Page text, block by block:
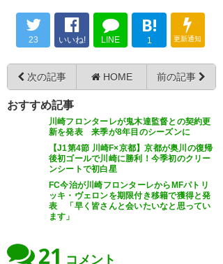
月 9
碧、くじけるなよ〜 焦るなよ〜
完治させてから戻ってこいよ〜
? sakサック@柏戦等々力行けな
い団退団? (sakfrontale)2017, 3
ぎゃあああああああああああ(´；
靱帯で手術って…。 誰かとぶつ
かったか着地失敗したのか…｡ﾟ
(ﾟ´Д｀ﾟ)ﾟ｡頑張れ碧。待ってる
からね。
? ますお。 (funamasuo)2017,
田中碧くんのケガ…ショック 早
23 いいね! LINE
B!
1 更新通知
次の記事 HOME 前の記事
おすすめ記事
川崎フロンターレが鬼木達監督との契約更
新を発表 来季が8年目のシーズンに
【J1第4節 川崎F×京都】京都が奥川の復帰
後初ゴールで川崎に勝利！今季初のクリー
ンシートで初白星
FC今治が川崎フロンターレからMFパトリ
ッキ・ヴェロンを期限付き移籍で獲得と発
表 「早く皆さんと会いたいなと思ってい
ます」
21 コメント